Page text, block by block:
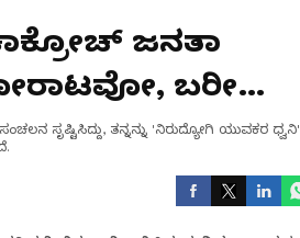
ಜನತಾ
ಬರೀ
ಸೃಷ್ಟಿಸಿದ್ದು, ತನ್ನನ್ನು 'ನಿರುದ್ಯೋಗಿ ಯುವಕರ ಧ್ವನಿ'